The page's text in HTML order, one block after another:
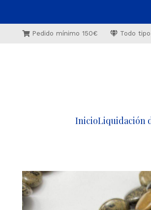
Pedido mínimo 150€ Todo
InicioLiquidación